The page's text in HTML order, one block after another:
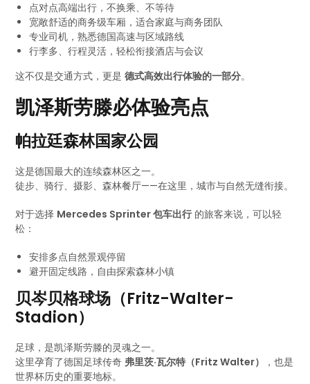
点对点高端出行，不换乘、不等待
宽敞舒适的商务级车厢，适合家庭与商务团队
专业司机，熟悉德国高速与区域路线
行李多、行程灵活，轻松衔接酒店与会议
这不仅是交通方式，更是德式高效出行体验的一部分。
凯泽斯劳滕必体验亮点
帕拉廷森林国家公园
这是德国最大的连续森林区之一。
徒步、骑行、摄影、森林餐厅——在这里，城市与自然无缝衔接。
对于选择 Mercedes Sprinter 包车出行 的旅客来说，可以轻
松：
安排多点自然景观停留
避开固定线路，自由探索森林小镇
贝岑贝格球场（Fritz-Walter-
Stadion）
足球，是凯泽斯劳滕的灵魂之一。
这里孕育了德国足球传奇弗里茨·瓦尔特（Fritz Walter）
，也是
世界杯历史的重要地标。